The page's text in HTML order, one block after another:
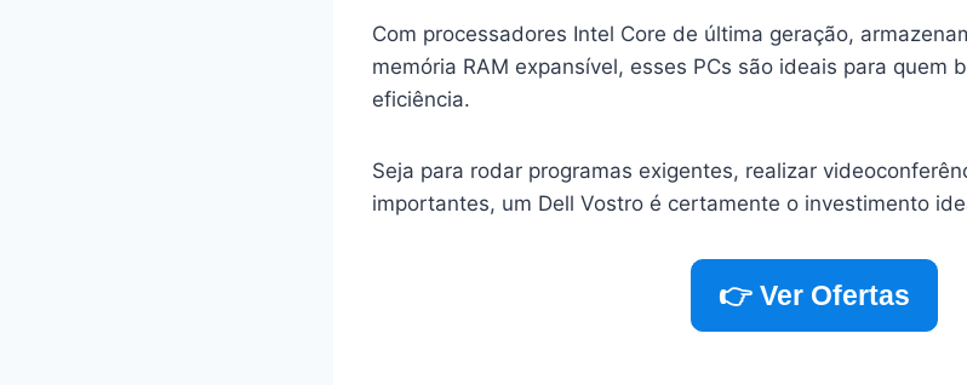
Com processadores Intel Core de última geração,
memória RAM expansível, esses PCs são ideais para quem
eficiência.
Seja para rodar programas exigentes, realizar
importantes, um Dell Vostro é certamente o investimento
👉 Ver Ofertas